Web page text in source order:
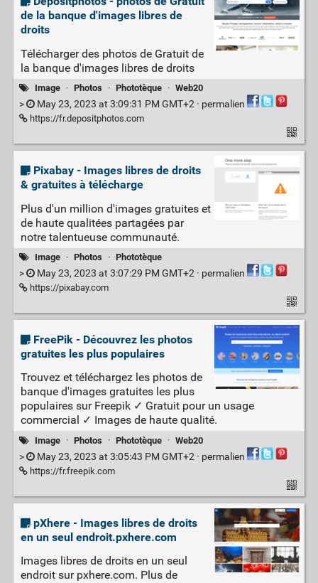
de la banque d'images libres de
droits
Télécharger des photos de Gratuit de
la banque d'images libres de droits
Image · Photos · Phototèque · Web20
> May 23, 2023 at 3:09:31 PM GMT+2 · permalien
https://fr.depositphotos.com
Pixabay - Images libres de droits
& gratuites à télécharge
Plus d'un million d'images gratuites et
de haute qualitées partagées par
notre talentueuse communauté.
Image · Photos · Phototèque
> May 23, 2023 at 3:07:29 PM GMT+2 · permalien
https://pixabay.com
FreePik - Découvrez les photos
gratuites les plus populaires
Trouvez et téléchargez les photos de
banque d'images gratuites les plus
populaires sur Freepik ✓ Gratuit pour un usage
commercial ✓ Images de haute qualité.
Image · Photos · Phototèque · Web20
> May 23, 2023 at 3:05:43 PM GMT+2 · permalien
https://fr.freepik.com
pXhere - Images libres de droits
en un seul endroit.pxhere.com
Images libres de droits en un seul
endroit sur pxhere.com. Plus de